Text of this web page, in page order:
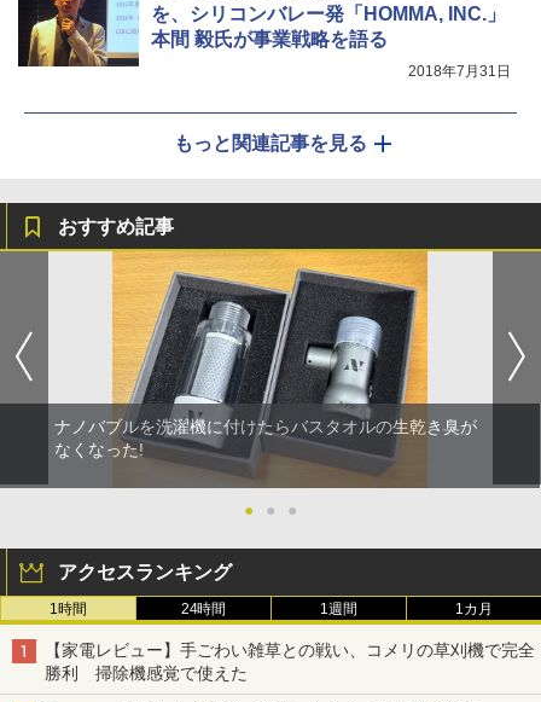
を、シリコンバレー発「HOMMA, INC.」
本間 毅氏が事業戦略を語る
2018年7月31日
もっと関連記事を見る
おすすめ記事
ナノバブルを洗濯機に付けたらバスタオルの生乾き臭が
なくなった!
● ● ●
アクセスランキング
1時間 24時間 1週間 1カ月
【家電レビュー】手ごわい雑草との戦い、コメリの草刈機で完全
勝利 掃除機感覚で使えた